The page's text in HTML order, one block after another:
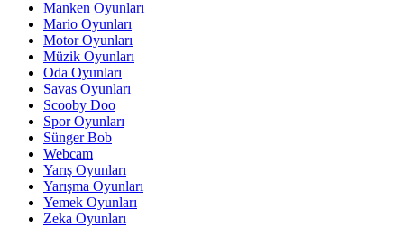
Manken Oyunları
Mario Oyunları
Motor Oyunları
Müzik Oyunları
Oda Oyunları
Savas Oyunları
Scooby Doo
Spor Oyunları
Sünger Bob
Webcam
Yarış Oyunları
Yarışma Oyunları
Yemek Oyunları
Zeka Oyunları